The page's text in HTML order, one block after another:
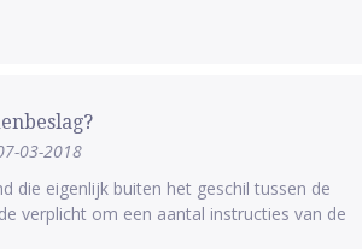
03-2018
die eigenlijk buiten het geschil tussen de
verplicht om een aantal instructies van de